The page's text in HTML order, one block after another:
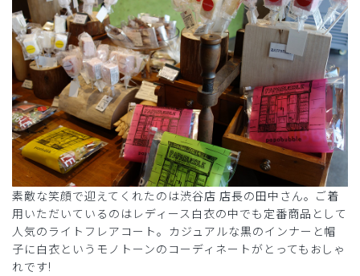
素敵な笑顔で迎えてくれたのは渋谷店 店長の田中さん。ご着
用いただいているのはレディース白衣の中でも定番商品として
人気のライトフレアコート。カジュアルな黒のインナーと帽
子に白衣というモノトーンのコーディネートがとってもおしゃ
れです!